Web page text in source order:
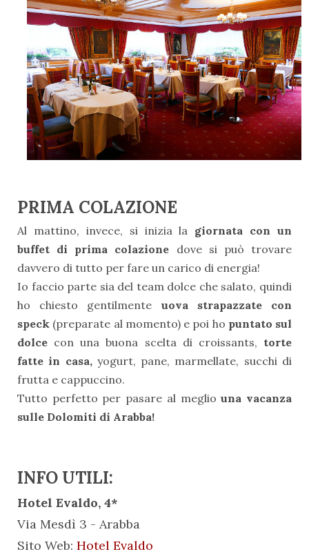
PRIMA COLAZIONE
Al mattino, invece, si inizia la giornata con un
buffet di prima colazione dove si può trovare
davvero di tutto per fare un carico di energia!
Io faccio parte sia del team dolce che salato, quindi
ho chiesto gentilmente uova strapazzate con
speck (preparate al momento) e poi ho puntato sul
dolce con una buona scelta di croissants, torte
fatte in casa, yogurt, pane, marmellate, succhi di
frutta e cappuccino.
Tutto perfetto per pasare al meglio una vacanza
sulle Dolomiti di Arabba!
INFO UTILI:
Hotel Evaldo, 4*
Via Mesdì 3 - Arabba
Sito Web: Hotel Evaldo